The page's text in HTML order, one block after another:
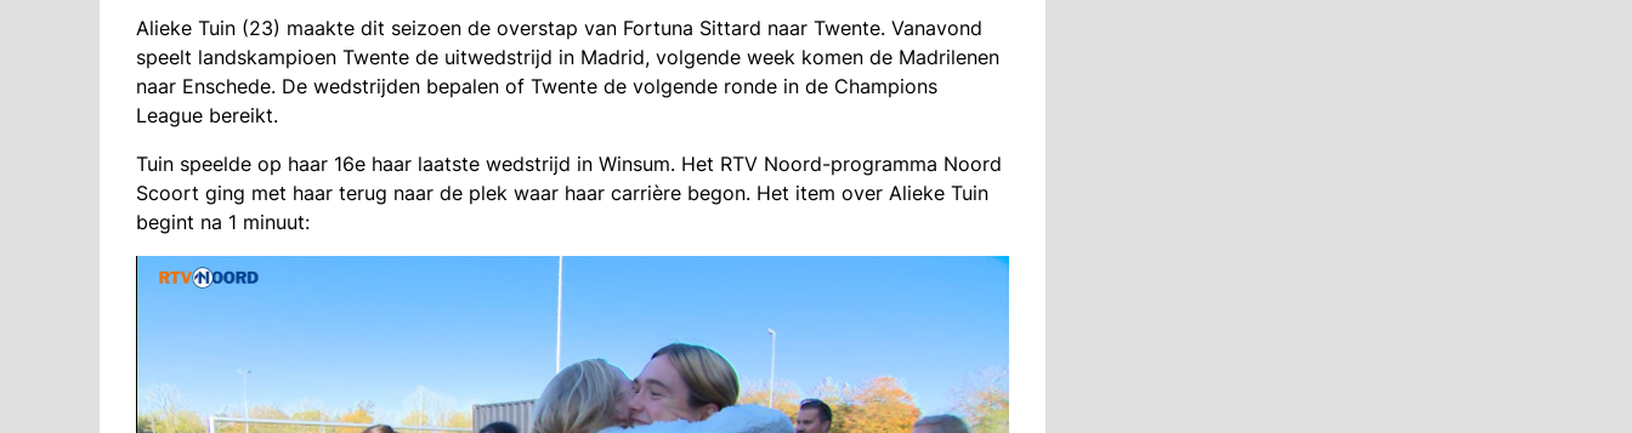
Alieke Tuin (23) maakte dit seizoen de overstap van Fortuna Sittard naar Twente. Vanavond
speelt landskampioen Twente de uitwedstrijd in Madrid, volgende week komen de Madrilenen
naar Enschede. De wedstrijden bepalen of Twente de volgende ronde in de Champions
League bereikt.
Tuin speelde op haar 16e haar laatste wedstrijd in Winsum. Het RTV Noord-programma Noord
Scoort ging met haar terug naar de plek waar haar carrière begon. Het item over Alieke Tuin
begint na 1 minuut: